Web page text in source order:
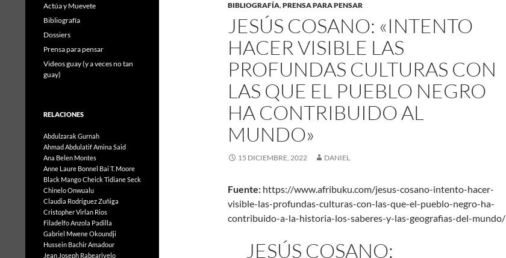
BIBLIOGRAFÍA,PRENSA PARA PENSAR
JESÚS COSANO: «INTENTO
HACER VISIBLE LAS
PROFUNDAS CULTURAS CON
LAS QUE EL PUEBLO NEGRO
HA CONTRIBUIDO AL
MUNDO»
15 DICIEMBRE, 2022 DANIEL
Fuente: https://www.afribuku.com/jesus-cosano-intento-hacer-
visible-las-profundas-culturas-con-las-que-el-pueblo-negro-ha-
contribuido-a-la-historia-los-saberes-y-las-geografias-del-mundo/
JESÚS COSANO:
Actúa y Muevete
Bibliografía
Dossiers
Prensa para pensar
Videos guay (y a veces no tan
guay)
RELACIONES
Abdulzarak Gurnah
Ahmad AbdulatifAmina Said
Ana Belen Montes
Anne Laure Bonnel Bai T. Moore
Black MangoCheick Tidiane Seck
Chinelo Onwualu
Claudia Rodriguez Zuñiga
Cristopher Virlan Rios
Filadelfo Anzola Padilla
Gabriel Mwene Okoundji
Hussein Bachir Amadour
Jean Joseph Rabearivelo